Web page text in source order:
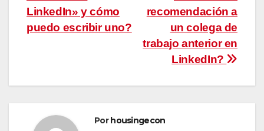
de
entradas
recomendación a
un colega de
trabajo anterior en
LinkedIn?
LinkedIn» y cómo
puedo escribir uno?
Porhousingecon